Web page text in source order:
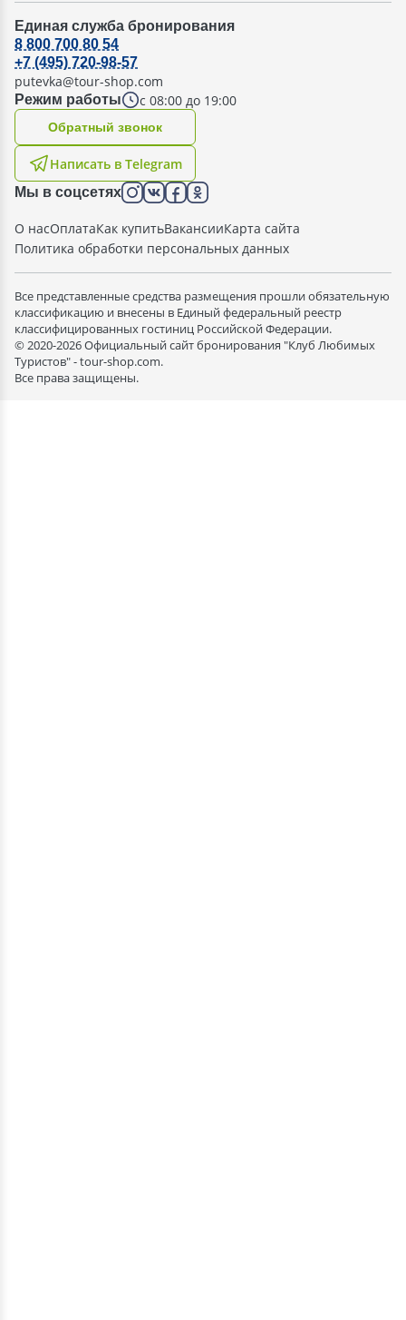
Единая служба бронирования
Режим работы с 08:00 до 19:00
8 800 700 80 54
+7 (495) 720-98-57
putevka@tour-shop.com
Написать в Telegram
Oбратный звонок
Мы в соцсетях
О насОплатаКак купитьВакансииКарта сайта
Политика обработки персональных данных
Все представленные средства размещения прошли обязательную
классификацию и внесены в Единый федеральный реестр
классифицированных гостиниц Российской Федерации.
© 2020-2026 Официальный сайт бронирования "Клуб Любимых
Туристов" - tour-shop.com.
Все права защищены.